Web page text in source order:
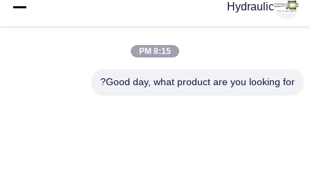
پست الکترونیک
پارک صنعتی فورونگ ، منطقه Xishan ، شهر Wuxi
Hydraulic
8:15 PM
Good day, what product are you looking for?